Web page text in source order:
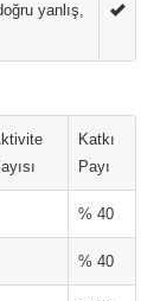
yanlış,
Katkı
Payı
% 40
% 40